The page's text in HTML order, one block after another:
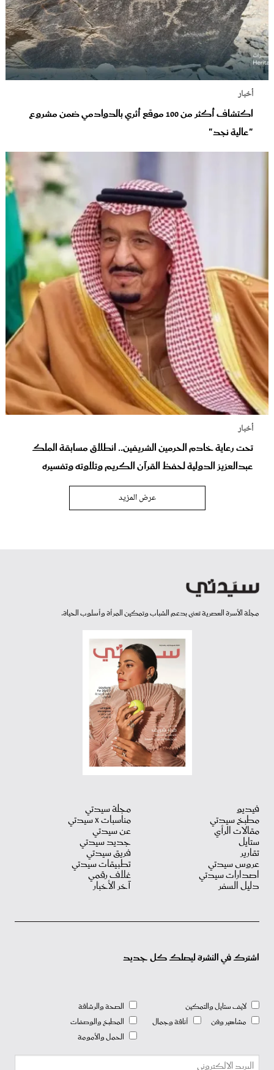
أخبار
اكتشاف أكثر من 100 موقع أثري بالدوادمي ضمن مشروع
"عالية نجد"
أخبار
تحت رعاية خادم الحرمين الشريفين.. انطلاق مسابقة الملك
عبدالعزيز الدولية لحفظ القرآن الكريم وتلاوته وتفسيره
عرض المزيد
مجلة الأسرة العصرية تعنى بدعم الشباب وتمكين المرأة وأسلوب الحياة.
فيديو
مطبخ سيدتي
مقالات الرأي
ستايل
تقارير
عروس سيدتي
اصدارات سيدتي
دليل السفر
مجلة سيدتي
مناسبات X سيدتي
عن سيدتي
جديد سيدتي
فريق سيدتي
تطبيقات سيدتي
غلاف رقمي
آخر الأخبار
اشترك في النشرة ليصلك كل جديد
لايف ستايل والتمكين
مشاهير وفن
أناقة وجمال
الصحة والرشاقة
المطبخ والوصفات
الحمل والأمومة